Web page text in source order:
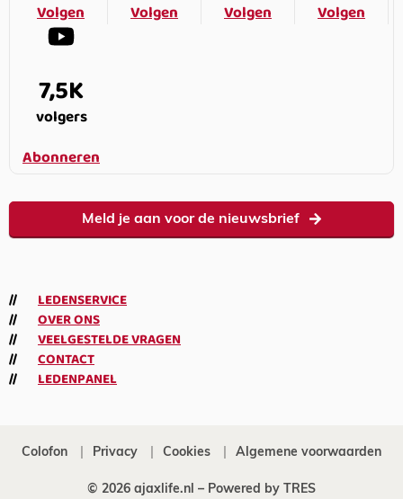
Volgen
Volgen
Volgen
Volgen
7,5K
volgers
Abonneren
Meld je aan voor de nieuwsbrief
LEDENSERVICE
OVER ONS
VEELGESTELDE VRAGEN
CONTACT
LEDENPANEL
Colofon Privacy Cookies Algemene voorwaarden
© 2026 ajaxlife.nl – Powered by TRES